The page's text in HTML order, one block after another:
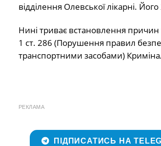
відділення Олевської лікарні.
Нині триває встановлення
1 ст. 286 (Порушення правил
транспортними засобами)
РЕКЛАМА
ПІДПИСАТИСЬ НА